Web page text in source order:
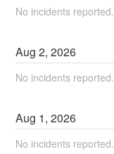
No incidents reported.
Aug2,2026
No incidents reported.
Aug 1,2026
No incidents reported.